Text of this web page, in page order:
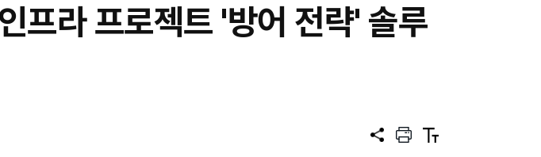
프라 프로젝트 '방어 전략' 솔루
공
프
텍